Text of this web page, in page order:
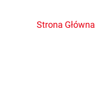
Strona Główna